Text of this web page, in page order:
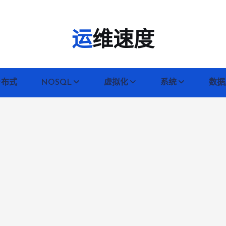
运维速度
式 NOSQL 虚拟化 系统 数